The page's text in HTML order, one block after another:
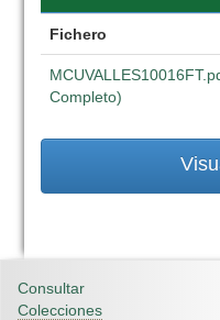
Fichero
Completo)
Consultar
Colecciones